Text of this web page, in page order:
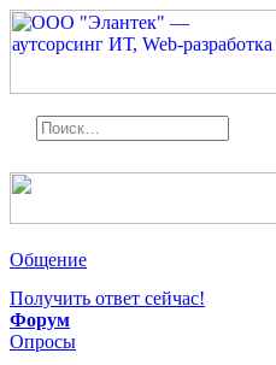
Общение
Получить ответ сейчас!
Форум
Опросы